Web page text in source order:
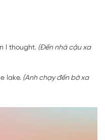
I thought. (Đến nhà cậu xa
lake. (Anh chạy đến bờ xa